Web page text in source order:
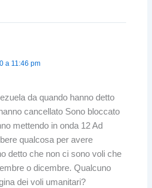
a 11:46 pm
da quando hanno detto
cancellato Sono bloccato
mettendo in onda 12 Ad
qualcosa per avere
detto che non ci sono voli che
o dicembre. Qualcuno
dei voli umanitari?